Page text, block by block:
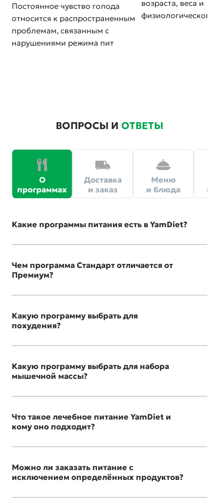
Постоянное чувство голода
относится к распространенным
проблемам, связанным с
нарушениями режима пит
возраста, веса и
физиологического
ВОПРОСЫ И ОТВЕТЫ
О
программах
питания
Доставка
и заказ
Меню
и блюда
и
Какие программы питания есть в YamDiet?
Чем программа Стандарт отличается от
Премиум?
Какую программу выбрать для
похудения?
Какую программу выбрать для набора
мышечной массы?
Что такое лечебное питание YamDiet и
кому оно подходит?
Можно ли заказать питание с
исключением определённых продуктов?